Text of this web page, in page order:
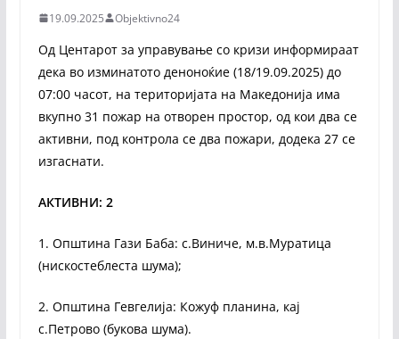
19.09.2025 Objektivno24
Од Центарот за управување со кризи информираат
дека во изминатото деноноќие (18/19.09.2025) до
07:00 часот, на територијата на Македонија има
вкупно 31 пожар на отворен простор, од кои два се
активни, под контрола се два пожари, додека 27 сe
изгаснати.
АКТИВНИ: 2
1. Општина Гази Баба: с.Виниче, м.в.Муратица
(нискостеблеста шума);
2. Општина Гевгелија: Кожуф планина, кај
с.Пeтрово (букова шума).